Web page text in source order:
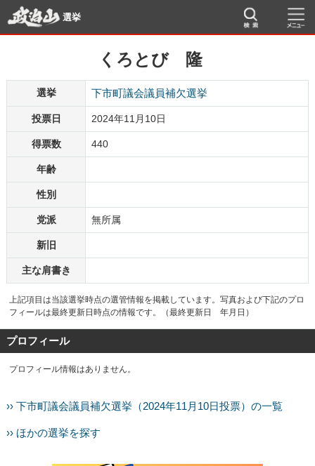
選挙
くろとび 隆
選挙 下市町議会議員補欠選挙
投票日 2024年11月10日
得票数 440
年齢
性別
党派 無所属
新旧
主な肩書き
上記項目は当該選挙時点の選管情報を掲載しています。写真および下記のプロ
フィールは最終更新日時点の情報です。（最終更新日 年月日）
プロフィール
プロフィール情報はありません。
›› 下市町議会議員補欠選挙（2024年11月10日投票）の一覧
›› ほかの選挙を探す